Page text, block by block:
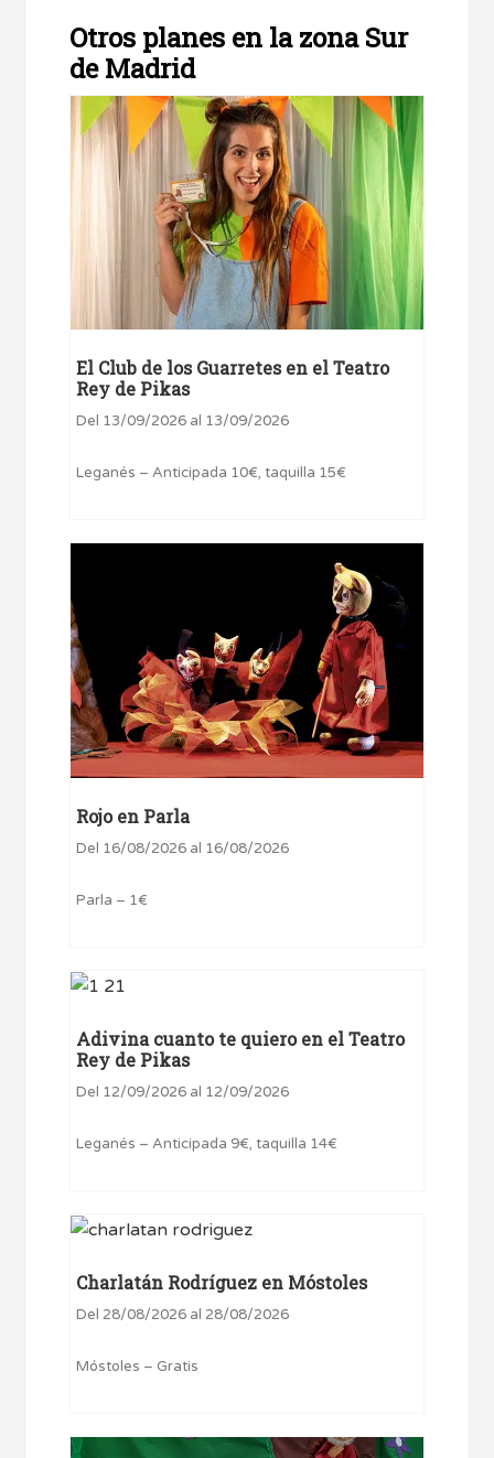
Otros planes en la zona Sur
de Madrid
El Club de los Guarretes en el Teatro
Rey de Pikas
Del 13/09/2026 al 13/09/2026
Leganés – Anticipada 10€, taquilla 15€
Rojo en Parla
Del 16/08/2026 al 16/08/2026
Parla – 1€
Adivina cuanto te quiero en el Teatro
Rey de Pikas
Del 12/09/2026 al 12/09/2026
Leganés – Anticipada 9€, taquilla 14€
Charlatán Rodríguez en Móstoles
Del 28/08/2026 al 28/08/2026
Móstoles – Gratis